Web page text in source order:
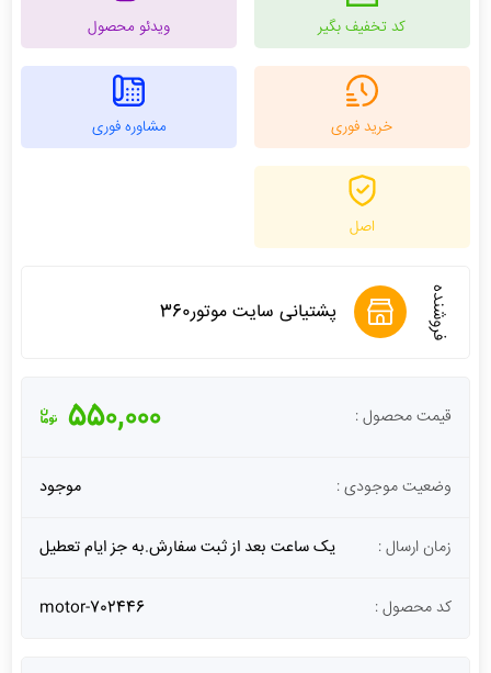
کد تخفیف بگیر ویدئو محصول
خرید فوری مشاوره فوری
اصل
فروشنده پشتیانی سایت موتور360
قیمت محصول : 550,000
وضعیت موجودی : موجود
زمان ارسال : یک ساعت بعد از ثبت سفارش.به جز ایام تعطیل
کد محصول : motor-702446